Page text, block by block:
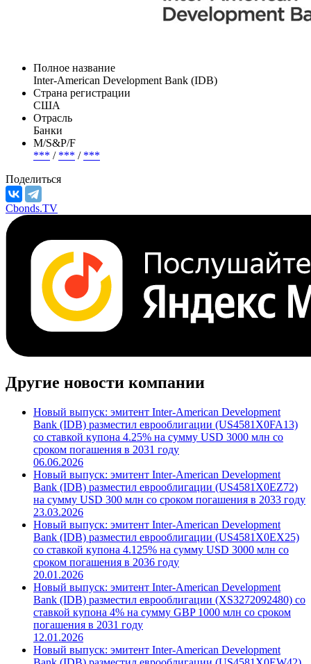
Полное название
Inter-American Development Bank (IDB)
Страна регистрации
США
Банки
М/S&P/F
***/
Поделиться
Cbonds.TV
Другие новости компании
Новый выпуск: эмитент Inter-American Development
Bank (IDB) разместил еврооблигации (US4581X0FA13)
со ставкой купона 4.25% на сумму USD 3000 млн со
сроком погашения в 2031 году
06.06.2026
Новый выпуск: эмитент Inter-American Development
Bank (IDB) разместил еврооблигации (US4581X0EZ72)
на сумму USD 300 млн со сроком погашения в 2033 году
23.03.2026
Новый выпуск: эмитент Inter-American Development
Bank (IDB) разместил еврооблигации (US4581X0EX25)
со ставкой купона 4.125% на сумму USD 3000 млн со
сроком погашения в 2036 году
20.01.2026
Новый выпуск: эмитент Inter-American Development
Bank (IDB) разместил еврооблигации (XS3272092480) со
ставкой купона 4% на сумму GBP 1000 млн со сроком